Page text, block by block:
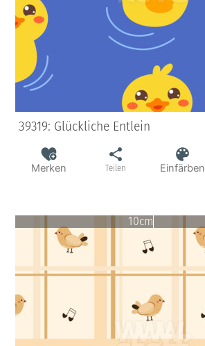
39319: Glückliche Entlein
Merken Teilen Einfärben
10cm